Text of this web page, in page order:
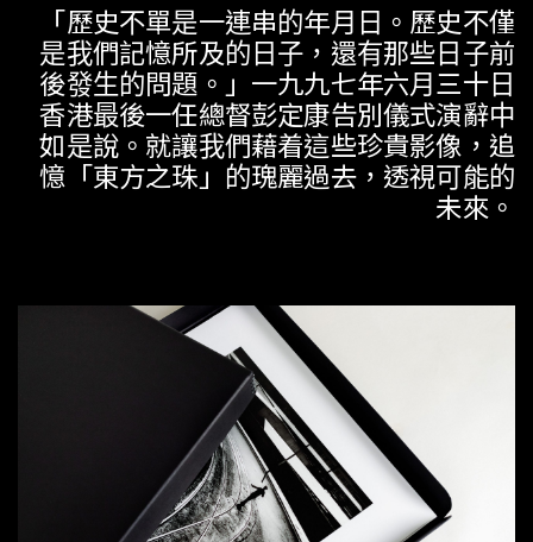
「歷史不單是一連串的年月日 。 歷史不僅
是我們記憶所及的日子 ， 還有那些日子前
後發生的問題 。」 一九九七年六月三十日
香港最後一任總督彭定康告別儀式演辭中
如是說。 就讓我們藉着這些珍貴影像 ， 追
憶 「東方之珠 」 的瑰麗過去， 透視可能的
未來 。